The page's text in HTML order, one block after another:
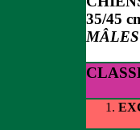
35/45
MÂLES